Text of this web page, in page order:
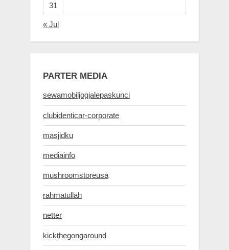
31
« Jul
PARTER MEDIA
sewamobiljogjalepaskunci
clubidenticar-corporate
masjidku
mediainfo
mushroomstoreusa
rahmatullah
netter
kickthegongaround